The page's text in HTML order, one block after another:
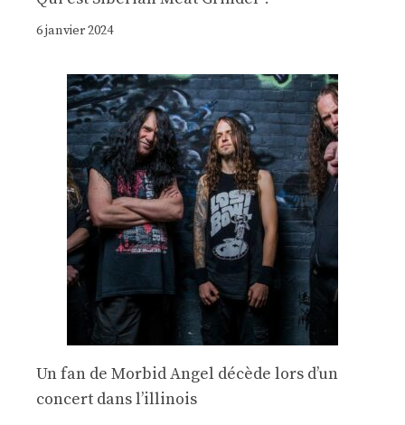
6 janvier 2024
Un fan de Morbid Angel décède lors d’un
concert dans l’illinois